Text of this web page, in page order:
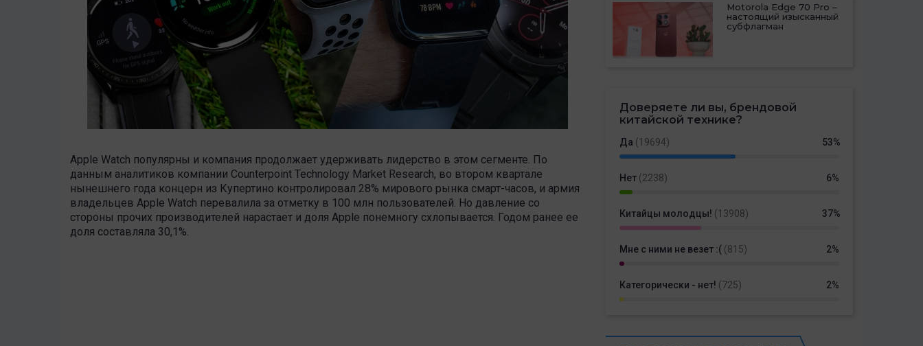
Apple Watch популярны и компания продолжает удерживать лидерство в этом сегменте. По
данным аналитиков компании Counterpoint Technology Market Research, во втором квартале
нынешнего года концерн из Купертино контролировал 28% мирового рынка смарт-часов, и армия
владельцев Apple Watch перевалила за отметку в 100 млн пользователей. Но давление со
стороны прочих производителей нарастает и доля Apple понемногу схлопывается. Годом ранее ее
доля составляла 30,1%.
Motorola Edge 70 Pro –
настоящий изысканный
субфлагман
Доверяете ли вы, брендовой
китайской технике?
Да (19694) 53%
Нет (2238) 6%
Китайцы молодцы! (13908) 37%
Мне с ними не везет :( (815) 2%
Категорически - нет! (725) 2%